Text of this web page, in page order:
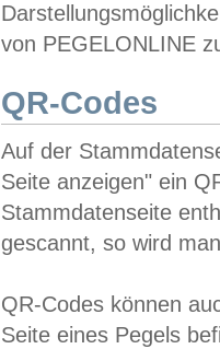
von PEGELONLINE
QR-Codes
Auf der
Seite anzeigen" ein
Stammdatenseite
gescannt, so wird
QR-Codes können
Seite eines Pegels